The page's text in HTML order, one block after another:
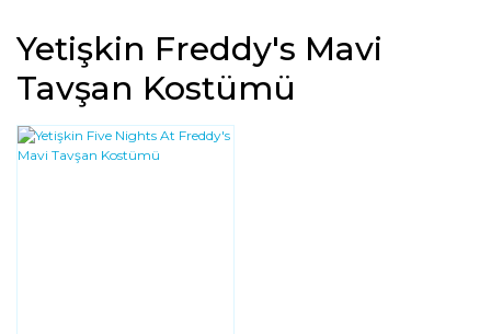
Yetişkin Freddy's Mavi
Tavşan Kostümü